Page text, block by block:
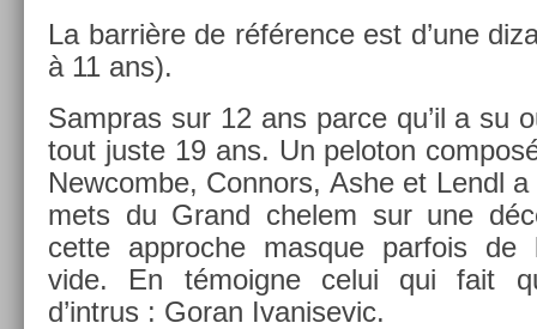
La barrière de référence est d’une
à 11 ans).
Sampras sur 12 ans parce qu’il a su
tout juste 19 ans. Un peloton
New­combe, Con­nors, Ashe et Lendl
mets du Grand chelem sur une
cette approc­he mas­que par­fois de
vide. En témoig­ne celui qui fait
d’intrus : Goran Ivanisevic.